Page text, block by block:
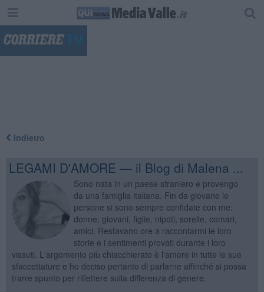
Indietro
LEGAMI D'AMORE — il Blog di Malena ...
Sono nata in un paese straniero e provengo
da una famiglia italiana. Fin da giovane le
persone si sono sempre confidate con me:
donne, giovani, figlie, nipoti, sorelle, comari,
amici. Restavano ore a raccontarmi le loro
storie e i sentimenti provati durante i loro
vissuti. L'argomento più chiacchierato è l'amore in tutte le sue
sfaccettature e ho deciso pertanto di parlarne affinché si possa
trarre spunto per riflettere sulla differenza di genere.